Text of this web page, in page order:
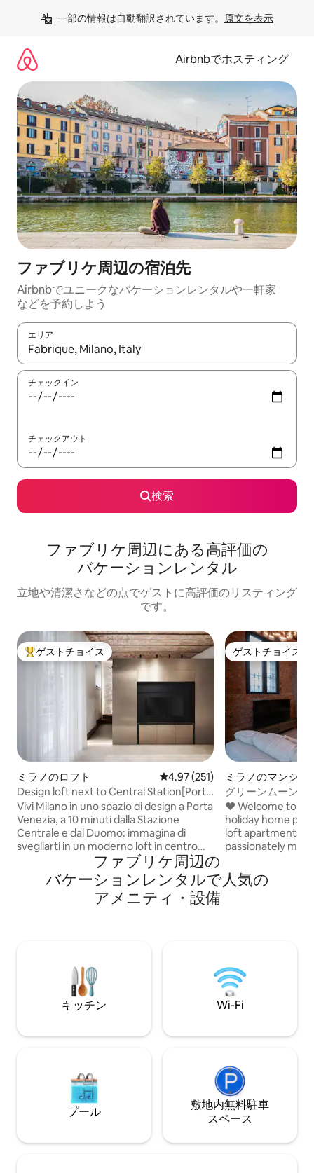
一部の情報は自動翻訳されています。 原文を表示
Airbnbでホスティング
ファブリケ⁠周⁠辺⁠の宿⁠泊⁠先
Airbnbでユニークなバ⁠ケ⁠ー⁠シ⁠ョ⁠ンレ⁠ン⁠タ⁠ルや一⁠軒⁠家
な⁠ど⁠を予⁠約⁠し⁠よ⁠う
エリア
検索結果が表示されたら、上下の矢印キーを使って移動するか
チェックイン
チェックアウト
検索
ファブリケ⁠周⁠辺⁠に⁠あ⁠る高⁠評⁠価⁠の
バ⁠ケ⁠ー⁠シ⁠ョ⁠ン⁠レ⁠ン⁠タ⁠ル
立地や清潔さなどの点でゲストに高評価のリスティング
です。
大好評のゲストチョイスです。
ゲストチョイス
ミラノのロフト レビュー251件、5つ星中4.97つ
4.97 (251)
Design loft next to Central Station[Porta
Venezia]
Vivi Milano in uno spazio di design a Porta
Venezia, a 10 minuti dalla Stazione
Centrale e dal Duomo: immagina di
svegliarti in un moderno loft in centro
città, vicino a caffè storici, ristoranti
tradizionali e boutique di alta moda a
pochi passi. Un rifugio silenzioso ed
elegante ti attende per un soggiorno
ゲストチョイス
ゲストチョイス
ミラノのマンショ
ト
グリーンムーン｜
ュなロフト・ミラ
♥️ Welcome to
holiday home
loft apartments,
passionately
unique
design and high-
day of exploring,
ファブリケ⁠周⁠辺⁠の
バ⁠ケ⁠ー⁠シ⁠ョ⁠ン⁠レ⁠ン⁠タ⁠ル⁠で人⁠気⁠の
ア⁠メ⁠ニ⁠テ⁠ィ⁠・⁠設⁠備
キッチン Wi-Fi
プール
敷地内無料駐⁠車
ス⁠ペ⁠ー⁠ス